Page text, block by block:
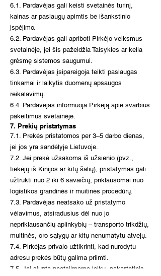
6.1. Pardavėjas gali keisti svetainės turinį,
kainas ar paslaugų apimtis be išankstinio
įspėjimo.
6.2. Pardavėjas gali apriboti Pirkėjo veiksmus
svetainėje, jei šis pažeidžia Taisykles ar kelia
grėsmę sistemos saugumui.
6.3. Pardavėjas įsipareigoja teikti paslaugas
tinkamai ir laikytis duomenų apsaugos
reikalavimų.
6.4. Pardavėjas informuoja Pirkėją apie svarbius
pakeitimus svetainėje.
7. Prekių pristatymas
7.1. Prekės pristatomos per 3–5 darbo dienas,
jei jos yra sandėlyje Lietuvoje.
7.2. Jei prekė užsakoma iš užsienio (pvz.,
tiekėjų iš Kinijos ar kitų šalių), pristatymas gali
užtrukti nuo 2 iki 6 savaičių, priklausomai nuo
logistikos grandinės ir muitinės procedūrų.
7.3. Pardavėjas neatsako už pristatymo
vėlavimus, atsiradusius dėl nuo jo
nepriklausančių aplinkybių – transporto trikdžių,
muitinės, oro sąlygų ar kitų nenumatytų atvejų.
7.4. Pirkėjas privalo užtikrinti, kad nurodytu
adresu prekės būtų galima priimti.
7.5. Jei siunta neatsiimama laiku, pakartotinis